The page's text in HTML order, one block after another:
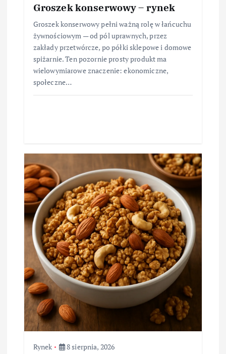
Groszek konserwowy – rynek
Groszek konserwowy pełni ważną rolę w łańcuchu
żywnościowym — od pól uprawnych, przez
zakłady przetwórcze, po półki sklepowe i domowe
spiżarnie. Ten pozornie prosty produkt ma
wielowymiarowe znaczenie: ekonomiczne,
społeczne…
Rynek 8 sierpnia, 2026